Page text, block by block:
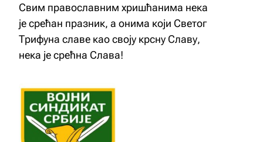
Свим православним хришћанима нека
је срећан празник, а онима који Светог
Трифуна славе као своју крсну Славу,
нека је срећна Слава!